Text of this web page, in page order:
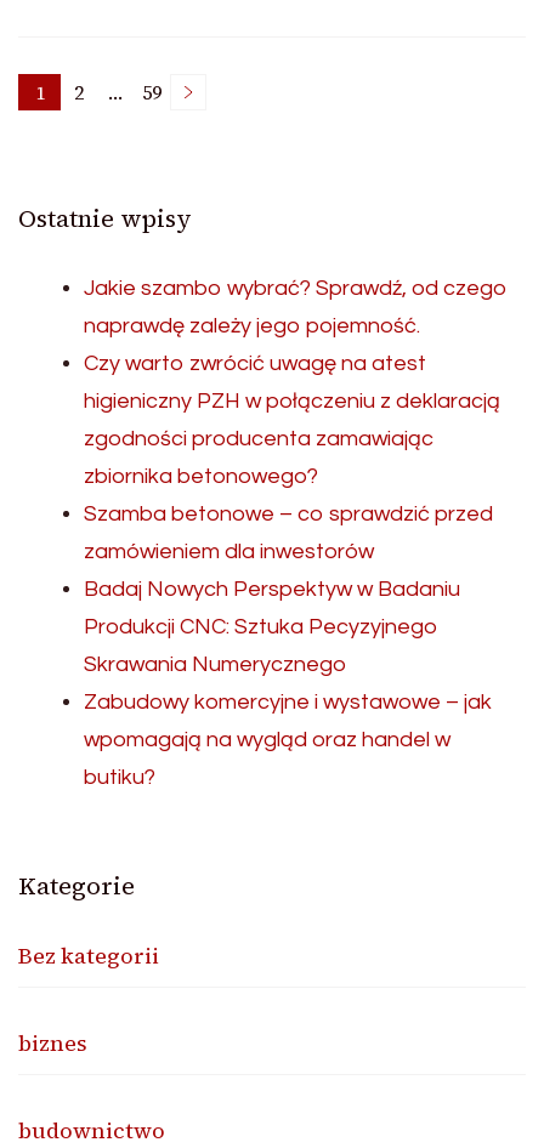
Nawigacja
Page
1 Page
2 … Page
59
Ostatnie wpisy
Jakie szambo wybrać? Sprawdź, od czego
naprawdę zależy jego pojemność.
Czy warto zwrócić uwagę na atest
higieniczny PZH w połączeniu z deklaracją
zgodności producenta zamawiając
zbiornika betonowego?
Szamba betonowe – co sprawdzić przed
zamówieniem dla inwestorów
Badaj Nowych Perspektyw w Badaniu
Produkcji CNC: Sztuka Pecyzyjnego
Skrawania Numerycznego
Zabudowy komercyjne i wystawowe – jak
wpomagają na wygląd oraz handel w
butiku?
Kategorie
Bez kategorii
biznes
budownictwo